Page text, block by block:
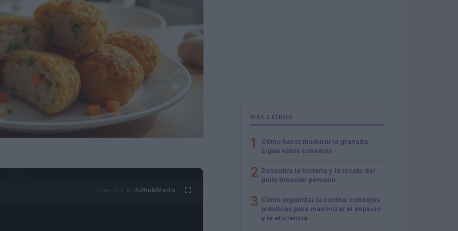
AdhubMedia
MÁS LEÍDOS
1
Cómo hacer madurar la granada,
sigue estos consejos
2 Descubre la historia y la receta del
pollo broaster peruano
3 Cómo organizar la cocina: consejos
prácticos para maximizar el espacio
y la eficiencia